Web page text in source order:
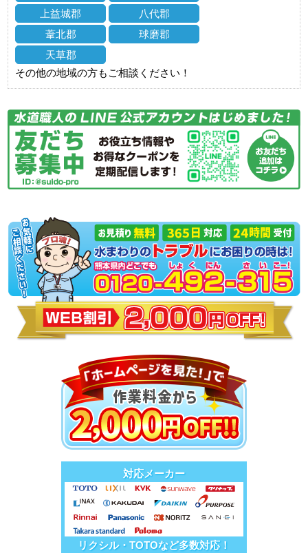
上益城郡
八代郡
葦北郡
球磨郡
天草郡
その他の地域の方もご相談ください！
対応メーカー
リクシル・TOTOなど多数対応！